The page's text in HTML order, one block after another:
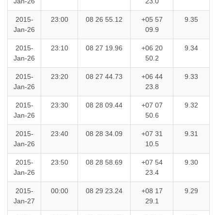
2015-
Jan-26
23:00 08 26 55.12
+05 57
09.9
9.35
2015-
Jan-26
23:10 08 27 19.96
+06 20
50.2
9.34
2015-
Jan-26
23:20 08 27 44.73
+06 44
23.8
9.33
2015-
Jan-26
23:30 08 28 09.44
+07 07
50.6
9.32
2015-
Jan-26
23:40 08 28 34.09
+07 31
10.5
9.31
2015-
Jan-26
23:50 08 28 58.69
+07 54
23.4
9.30
2015-
Jan-27
00:00 08 29 23.24
+08 17
29.1
9.29